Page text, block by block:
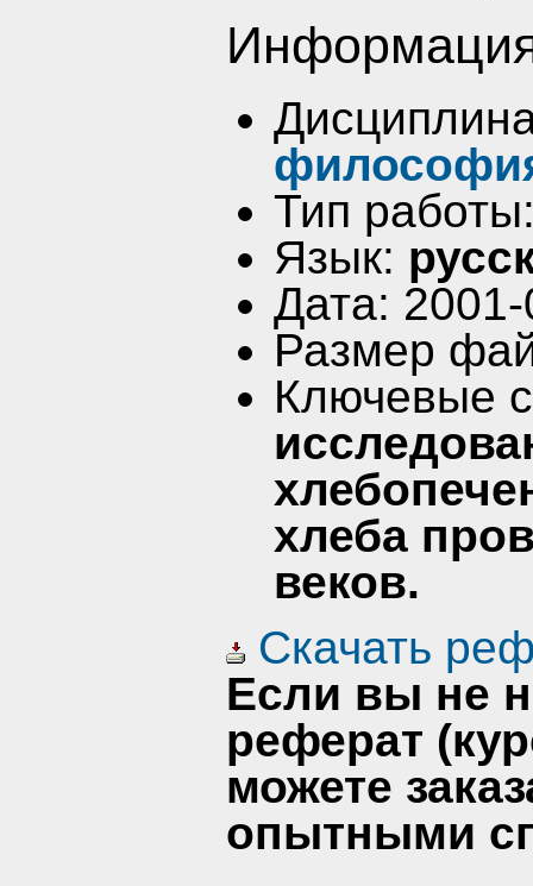
Тип
Язык:
Дата:
Размер
Ключевые
хлеба
веков.
Скачать
Если вы не
реферат
можете
опытными